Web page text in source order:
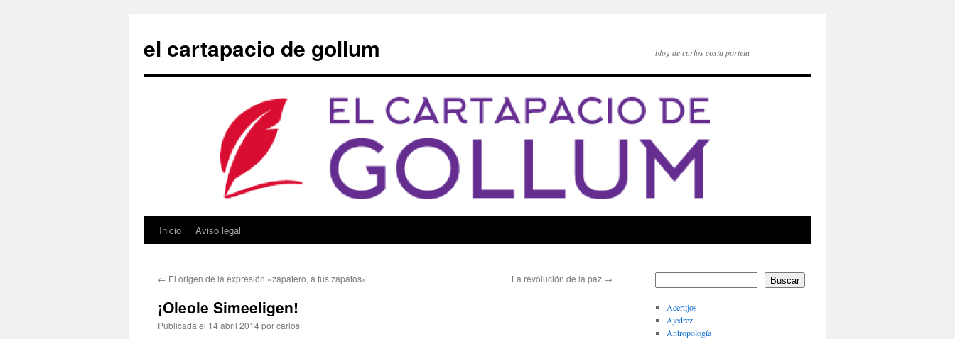
contenido
el cartapacio de gollum blog de carlos costa portela
Inicio Aviso legal
← El origen de la expresión «zapatero, a tus zapatos» La revolución de la paz →
¡Oleole Simeeligen!
Publicada el 14 abril 2014porcarlos
Buscar
Acertijos
Ajedrez
Antropología